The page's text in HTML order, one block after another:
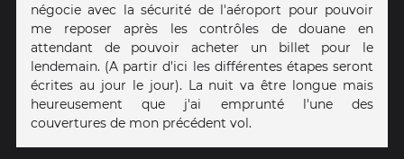
négocie avec la sécurité de l'aéroport pour pouvoir
me reposer après les contrôles de douane en
attendant de pouvoir acheter un billet pour le
lendemain. (A partir d'ici les différentes étapes seront
écrites au jour le jour). La nuit va être longue mais
heureusement que j'ai emprunté l'une des
couvertures de mon précédent vol.